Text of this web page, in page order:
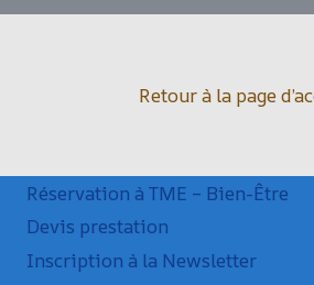
Retour à la page
Réservation à TME – Bien-Être
Devis prestation
Inscription à la Newsletter